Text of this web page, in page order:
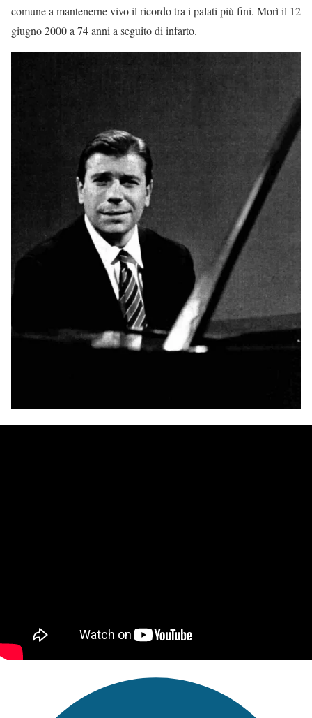
comune a mantenerne vivo il ricordo tra i palati più fini. Morì il 12
giugno 2000 a 74 anni a seguito di infarto.